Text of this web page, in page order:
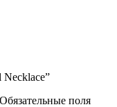
Necklace”
Обязательные поля